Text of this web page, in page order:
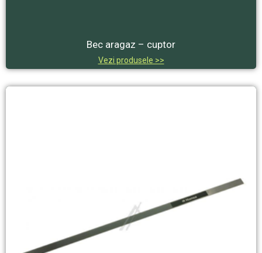
Bec aragaz – cuptor
Vezi produsele >>